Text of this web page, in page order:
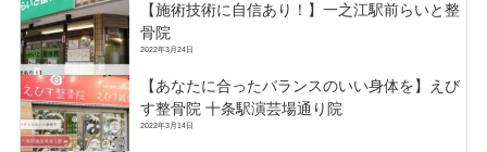
【施術技術に自信あり！】一之江駅前らいと整
骨院
2022年3月24日
【あなたに合ったバランスのいい身体を】えび
す整骨院 十条駅演芸場通り院
2022年3月14日